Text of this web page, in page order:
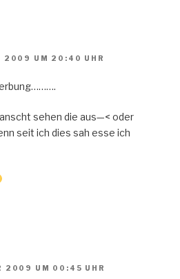
2009 UM 20:40 UHR
sehen die aus—< oder
seit ich dies sah esse ich
2009 UM 00:45 UHR